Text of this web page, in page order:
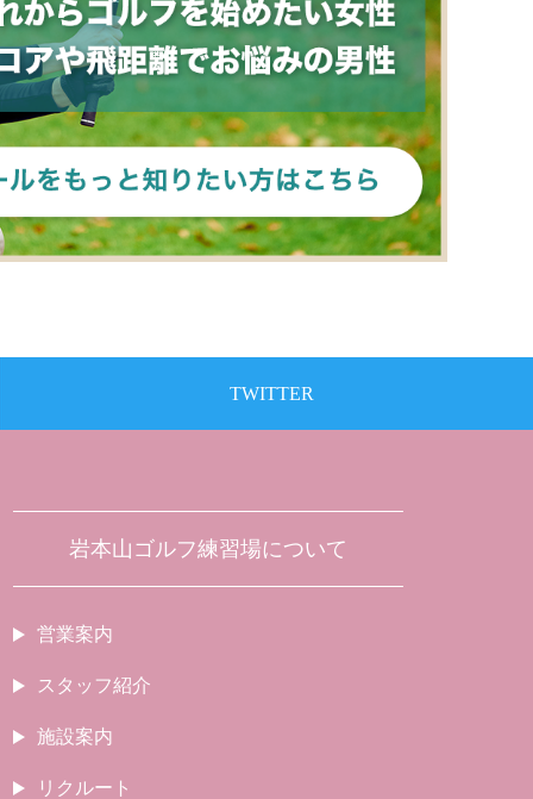
TWITTER
岩本山ゴルフ練習場について
営業案内
スタッフ紹介
施設案内
リクルート